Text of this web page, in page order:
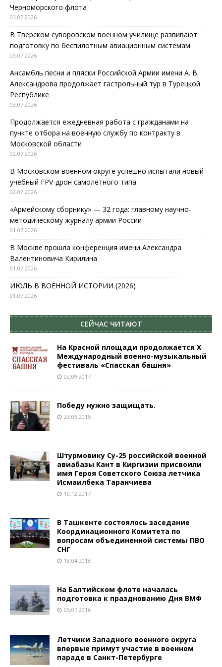
Черноморского флота
03.07.2026
В Тверском суворовском военном училище развивают
подготовку по беспилотным авиационным системам
03.07.2026
Ансамбль песни и пляски Российской Армии имени А. В.
Александрова продолжает гастрольный тур в Турецкой
Республике
03.07.2026
Продолжается ежедневная работа с гражданами на
пункте отбора на военную службу по контракту в
Московской области
02.07.2026
В Московском военном округе успешно испытали новый
учебный FPV-дрон самолетного типа
02.07.2026
«Армейскому сборнику» — 32 года: главному научно-
методическому журналу армии России
01.07.2026
В Москве прошла конференция имени Александра
Валентиновича Кирилина
01.07.2026
ИЮЛЬ В ВОЕННОЙ ИСТОРИИ (2026)
01.07.2026
СЕЙЧАС ЧИТАЮТ
На Красной площади продолжается X
Международный военно-музыкальный
фестиваль «Спасская башня»
02.09.2017
Победу нужно защищать.
23.06.2015
Штурмовику Су-25 российской военной
авиабазы Кант в Киргизии присвоили
имя Героя Советского Союза летчика
Исмаилбека Таранчиева
10.12.2017
В Ташкенте состоялось заседание
Координационного Комитета по
вопросам объединенной системы ПВО
СНГ
18.04.2018
На Балтийском флоте началась
подготовка к празднованию Дня ВМФ
05.07.2016
Летчики Западного военного округа
впервые примут участие в военном
параде в Санкт-Петербурге